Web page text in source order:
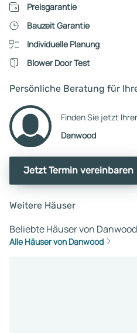
Preisgarantie
Bauzeit Garantie
Individuelle Planung
Blower Door Test
Persönliche Beratung für
Finden Sie jetzt
Danwood
Jetzt Termin vereinbaren
Weitere Häuser
Beliebte Häuser von Danwood
Alle Häuser von Danwood